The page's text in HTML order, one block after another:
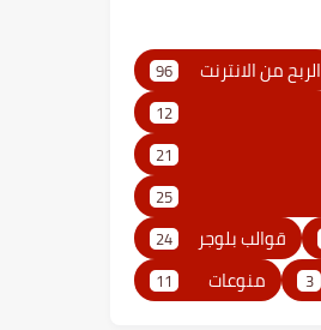
الربح من الانترنت 96
12
21
25
قوالب بلوجر 24
3 منوعات 11